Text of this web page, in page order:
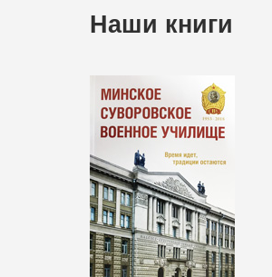
Наши книги